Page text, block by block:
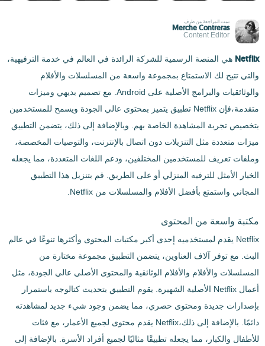
تمت المراجعة من طرف
Merche Contreras
Content Editor
Netflix هي المنصة الرسمية للشركة الرائدة في العالم في خدمة الترفيهية،
والتي تتيح لك الاستمتاع بمجموعة واسعة من المسلسلات والأفلام
والوثائقيات والبرامج الأصلية على Android. مع تصميم بديهي وميزات
متقدمة،فإن Netflix تطبيق يتميز بمحتوى عالي الجودة ويسمح للمستخدمين
بتخصيص تجربة المشاهدة الخاصة بهم. وبالإضافة إلى ذلك، يتضمن التطبيق
ميزات متعددة مثل التنزيلات دون اتصال بالإنترنت، والتوصيات المخصصة،
وملفات تعريف للمستخدمين المختلفين، ودعم اللغات المتعددة، مما يجعله
الخيار الأمثل للترفيه المنزلي أو على الطريق. قم بتنزيل هذا التطبيق
المجاني واستمتع بأفضل الأفلام والمسلسلات من Netflix.
مكتبة واسعة من المحتوى
Netflix يقدم لمستخدميه إحدى أكبر مكتبات المحتوى وأكثرها تنوعًا في عالم
البث. مع توفر آلاف العناوين، يتضمن التطبيق مجموعة مختارة من
المسلسلات والأفلام والأفلام الوثائقية والمحتوى الأصلي عالي الجودة، مثل
أعمال Netflix الأصلية الشهيرة. يقوم التطبيق بتحديث كتالوجه باستمرار
بإصدارات جديدة ومحتوى حصري، مما يضمن وجود شيء جديد لمشاهدته
دائمًا. بالإضافة إلى ذلك،Netflix يقدم محتوى لجميع الأعمار، مع فئات
للأطفال والكبار، مما يجعله تطبيقًا مثاليًا لجميع أفراد الأسرة. بالإضافة إلى